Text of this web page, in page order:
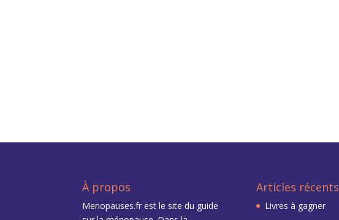
À propos
Menopauses.fr est le site du guide
Articles récents
Livres à gagner